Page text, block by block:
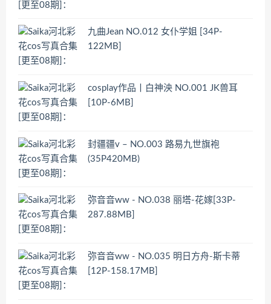
九曲Jean NO.012 女仆学姐 [34P-
122MB]
cosplay作品丨白神泱 NO.001 JK兽耳
[10P-6MB]
封疆疆v – NO.003 路易九世旗袍
(35P420MB)
弥音音ww - NO.038 丽塔-花嫁[33P-
287.88MB]
弥音音ww - NO.035 明日方舟-斯卡蒂
[12P-158.17MB]